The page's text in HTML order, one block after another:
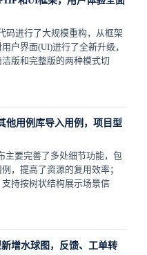
码进行了大规模重构，从框架
户界面(UI)进行了全新升级，
版和完整版的两种模式切
他用例库导入用例，项目型
主要完善了多处细节功能，包
，提高了资源的复用效率；
持按树状结构展示场景信
增水球图，反馈、工单转